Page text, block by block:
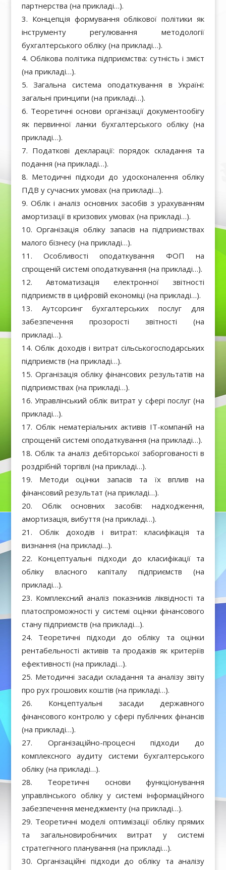
партнерства (на прикладі…).
Концепція формування облікової політики як
інструменту регулювання методології
бухгалтерського обліку (на прикладі…).
Облікова політика підприємства: сутність і зміст
(на прикладі…).
Загальна система оподаткування в Україні:
загальні принципи (на прикладі…).
Теоретичні основи організації документообігу
як первинної ланки бухгалтерського обліку (на
прикладі…).
Податкові декларації: порядок складання та
подання (на прикладі…).
Методичні підходи до удосконалення обліку
ПДВ у сучасних умовах (на прикладі…).
Облік і аналіз основних засобів з урахуванням
амортизації в кризових умовах (на прикладі…).
Організація обліку запасів на підприємствах
малого бізнесу (на прикладі…).
Особливості оподаткування ФОП на
спрощеній системі оподаткування (на прикладі…).
Автоматизація електронної звітності
підприємств в цифровій економіці (на прикладі…).
Аутсорсинг бухгалтерських послуг для
забезпечення прозорості звітності (на
прикладі…).
Облік доходів і витрат сільськогосподарських
підприємств (на прикладі…).
Організація обліку фінансових результатів на
підприємствах (на прикладі…).
Управлінський облік витрат у сфері послуг (на
прикладі…).
Облік нематеріальних активів IT-компаній на
спрощеній системі оподаткування (на прикладі…).
Облік та аналіз дебіторської заборгованості в
роздрібній торгівлі (на прикладі…).
Методи оцінки запасів та їх вплив на
фінансовий результат (на прикладі…).
Облік основних засобів: надходження,
амортизація, вибуття (на прикладі…).
Облік доходів і витрат: класифікація та
визнання (на прикладі…).
Концептуальні підходи до класифікації та
обліку власного капіталу підприємств (на
прикладі…).
Комплексний аналіз показників ліквідності та
платоспроможності у системі оцінки фінансового
стану підприємств (на прикладі…).
Теоретичні підходи до обліку та оцінки
рентабельності активів та продажів як критеріїв
ефективності (на прикладі…).
Методичні засади складання та аналізу звіту
про рух грошових коштів (на прикладі…).
Концептуальні засади державного
фінансового контролю у сфері публічних фінансів
(на прикладі…).
Організаційно-процесні підходи до
комплексного аудиту системи бухгалтерського
обліку (на прикладі…).
Теоретичні основи функціонування
управлінського обліку у системі інформаційного
забезпечення менеджменту (на прикладі…).
Теоретичні моделі оптимізації обліку прямих
та загальновиробничих витрат у системі
стратегічного планування (на прикладі…).
Організаційні підходи до обліку та аналізу